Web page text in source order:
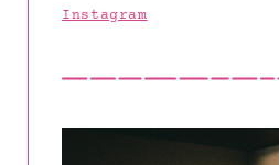
Instagram